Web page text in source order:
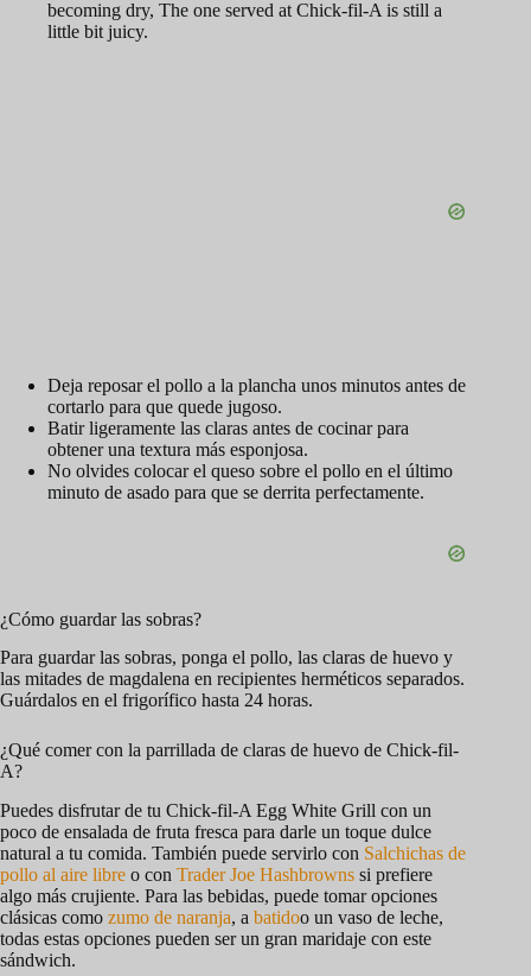
becoming dry, The one served at Chick-fil-A is still a
little bit juicy.
Deja reposar el pollo a la plancha unos minutos antes de
cortarlo para que quede jugoso.
Batir ligeramente las claras antes de cocinar para
obtener una textura más esponjosa.
No olvides colocar el queso sobre el pollo en el último
minuto de asado para que se derrita perfectamente.
¿Cómo guardar las sobras?
Para guardar las sobras, ponga el pollo, las claras de huevo y
las mitades de magdalena en recipientes herméticos separados.
Guárdalos en el frigorífico hasta 24 horas.
¿Qué comer con la parrillada de claras de huevo de Chick-fil-
A?
Puedes disfrutar de tu Chick-fil-A Egg White Grill con un
poco de ensalada de fruta fresca para darle un toque dulce
natural a tu comida. También puede servirlo con Salchichas de
pollo al aire libre o con Trader Joe Hashbrowns si prefiere
algo más crujiente. Para las bebidas, puede tomar opciones
clásicas como zumo de naranja, a batidoo un vaso de leche,
todas estas opciones pueden ser un gran maridaje con este
sándwich.